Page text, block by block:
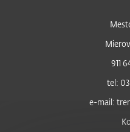
911
tel:
e-mail: